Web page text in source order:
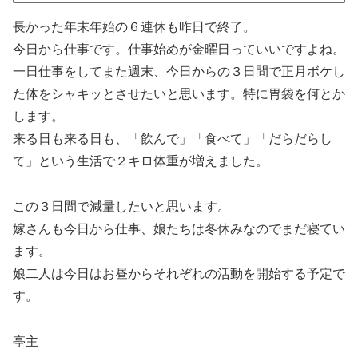
長かった年末年始の６連休も昨日で終了。
今日から仕事です。仕事始めが金曜日っていいですよね。
一日仕事をしてまた週末、今日からの３日間で正月ボケし
た体をシャキッとさせたいと思います。特に胃袋を何とか
します。
来る日も来る日も、「飲んで」「食べて」「だらだらし
て」という生活で２キロ体重が増えました。
この３日間で減量したいと思います。
嫁さんも今日から仕事、娘たちは冬休みなのでまだ寝てい
ます。
娘二人は今日はお昼からそれぞれの活動を開始する予定で
す。
亭主